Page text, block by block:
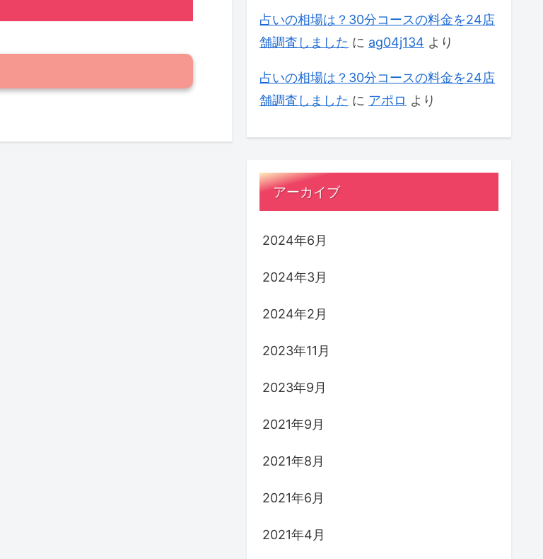
占いの相場は？30分コースの料金を24店
舗調査しました に ag04j134 より
占いの相場は？30分コースの料金を24店
舗調査しました に アポロ より
アーカイブ
2024年6月
2024年3月
2024年2月
2023年11月
2023年9月
2021年9月
2021年8月
2021年6月
2021年4月